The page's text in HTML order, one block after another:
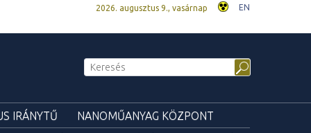
2026. augusztus 9., vasárnap EN
IRÁNYTŰ
NANOMŰANYAG KÖZPONT